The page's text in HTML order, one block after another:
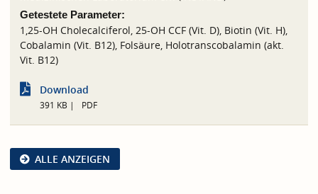
Getestete Parameter:
1,25-OH Cholecalciferol, 25-OH CCF (Vit. D), Biotin (Vit. H),
Cobalamin (Vit. B12), Folsäure, Holotranscobalamin (akt.
Vit. B12)
Download
391 KB PDF
ALLE ANZEIGEN